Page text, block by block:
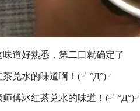
道好熟悉，第二口就确定了
茶兑水的味道啊！(╯°Д°)╯
师傅冰红茶兑水的味道！(╯°Д°)╯